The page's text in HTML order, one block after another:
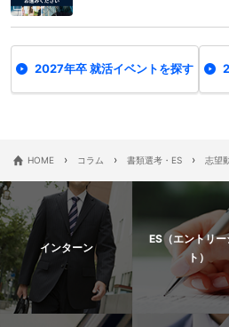
2027年卒 就活イベントを探す
HOME › コラム › 書類選考・ES › 志望
インターン
ES（エントリー
ト）